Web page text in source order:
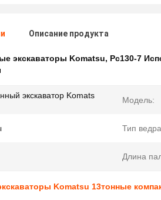
Описание продукта
экскаваторы Komatsu, Pc130-7
экскаватор Komats
Модель:
Тип
Длина
Komatsu 13тонные